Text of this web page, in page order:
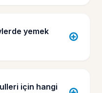
yemek
için hangi